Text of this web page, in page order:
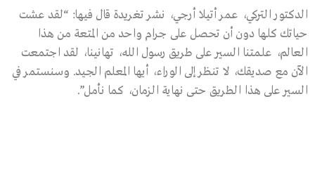
الدكتور التركي، عمر أتيلا أرجي، نشر تغريدة قال فيها: “لقد عشت
حياتك كلها دون أن تحصل على جرام واحد من المتعة من هذا
العالم، علمتنا السير على طريق رسول الله، تهانينا، لقد اجتمعت
الآن مع صديقك، لا تنظر إلى الوراء، أيها المعلم الجيد. وسنستمر في
السير على هذا الطريق حتى نهاية الزمان، كما نأمل”.